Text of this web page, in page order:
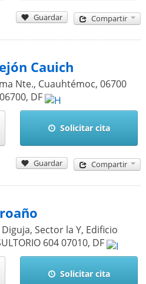
Guardar Compartir
Cauich
Nte., Cuauhtémoc, 06700
06700, DF
Solicitar cita
Guardar Compartir
Sector la Y, Edificio
60407010, DF
Solicitar cita